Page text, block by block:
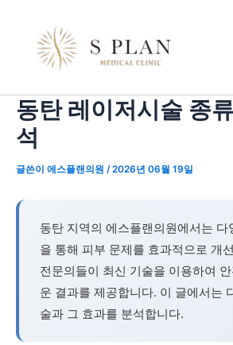
동탄 레이저시술 종
석
글쓴이 에스플랜의원 /2026년 06월 19일
동탄 지역의 에스플랜의원에서는 다
을 통해 피부 문제를 효과적으로 개
전문의들이 최신 기술을 이용하여
운 결과를 제공합니다. 이 글에서는
술과 그 효과를 분석합니다.